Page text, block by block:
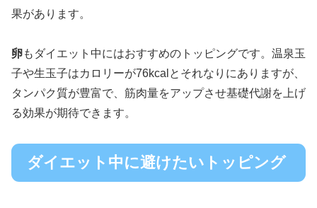
果があります。
卵もダイエット中にはおすすめのトッピングです。温泉玉
子や生玉子はカロリーが76kcalとそれなりにありますが、
タンパク質が豊富で、筋肉量をアップさせ基礎代謝を上げ
る効果が期待できます。
ダイエット中に避けたいトッピング